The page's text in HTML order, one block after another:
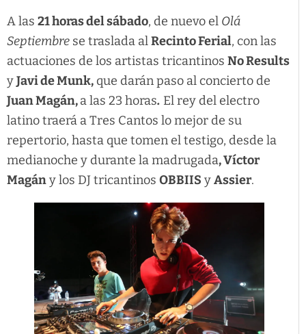
A las 21 horas del sábado, de nuevo el Olá
Septiembre se traslada alRecinto Ferial, con las
actuaciones de los artistas tricantinos No Results
yJavi de Munk, que darán paso al concierto de
Juan Magán,a las 23 horas. El rey del electro
latino traerá a Tres Cantos lo mejor de su
repertorio, hasta que tomen el testigo, desde la
medianoche y durante la madrugada, Víctor
Magány los DJ tricantinos OBBIIS yAssier.